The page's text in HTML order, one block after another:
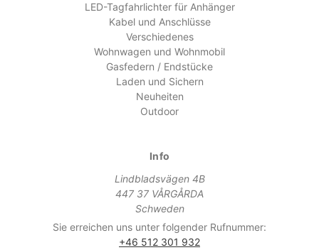
LED-Tagfahrlichter für Anhänger
Kabel und Anschlüsse
Verschiedenes
Wohnwagen und Wohnmobil
Gasfedern / Endstücke
Laden und Sichern
Neuheiten
Outdoor
Info
Lindbladsvägen 4B
447 37 VÅRGÅRDA
Schweden
Sie erreichen uns unter folgender Rufnummer:
+46 512 301 932